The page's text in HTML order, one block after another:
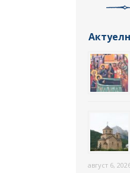
август 6,